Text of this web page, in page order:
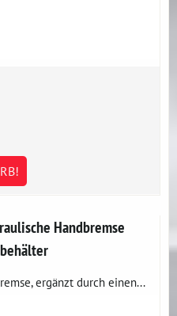
Handbremse
ergänzt durch einen...